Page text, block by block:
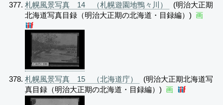
札幌風景写真 14 （札幌遊園地鴨々川）
(明治大正期
北海道写真目録（明治大正期の北海道・目録編）) 画
札幌風景写真 15 （北海道庁）
(明治大正期北海道写
真目録（明治大正期の北海道・目録編）) 画